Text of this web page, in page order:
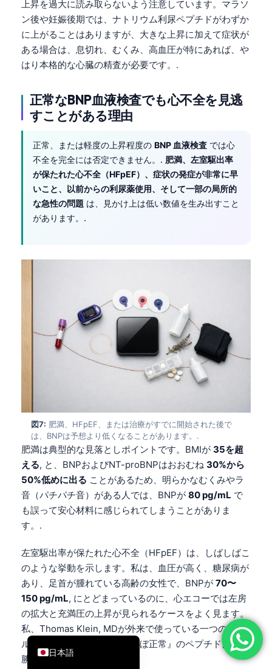
上昇を過大に読み取らないよう注意しています。マラソ
ン後や妊娠後期では、ナトリウム利尿ペプチドがわずか
に上がることはありますが、大きな上昇に加えて症状が
ある場合は、息切れ、むくみ、高血圧が特にあれば、や
はり本格的な心臓の精査が必要です。.
正常なBNP血液検査でも心不全を見逃
すことがある理由
正常、または軽度の上昇程度の BNP 血液検査 では心
不全を完全には否定できません。. 肥満、左室駆出率
が保たれた心不全（HFpEF）、症状の発症が非常に早
いこと、以前からの利尿薬使用、そして一部の局所的
な急性の問題 は、見かけ上は低い数値を生み出すこと
があります。.
図7: 肥満、HFpEF、または治療がすでに開始された後で
は、BNPは予想より低くなることがあります。.
肥満は典型的な見落としポイントです。BMIが 35を超
える, と、BNPおよびNT-proBNPはおおむね 30%から
50%低めに出る ことがあるため、明らかなむくみやラ
音（パチパチ音）がある人では、BNPが 80 pg/mL で
も誤って安心材料に感じられてしまうことがありま
す。.
左室駆出率が保たれた心不全（HFpEF）は、しばしばこ
のような挙動を示します。私は、血圧が高く、糖尿病が
あり、足首が腫れている高齢の女性で、BNPが 70〜
150 pg/mL, にとどまっているのに、心エコーでは左房
の拡大と充満圧の上昇が見られるケースをよく見ます。
私、Thomas Klein, MDが外来で使っている一つのルー
ルは、「症状と構造が、『ほぼ正常』のペプチドよりも
勝つ」ということです。.
日本語
English
Deutsch
العربية
Français
עִבְרִית
Español
Português
Ελληνικά
Türkçe
Română
简体中文
Dansk
Nederlands
Svenska
Bosanski
Azərbaycan dili
Eesti
ქართული
Русский
Lietuvių kalba
Polski
한국어
Slovenščina